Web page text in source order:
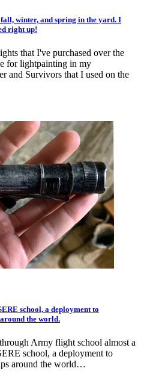
winter, and spring in the yard. I
right up!
that I've purchased over the
for lightpainting in my
and Survivors that I used on the
school, a deployment to
the world.
Army flight school almost a
school, a deployment to
around the world…